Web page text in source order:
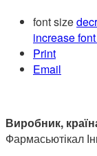
font size
increase
Print
Email
Виробник,
Фармасьютікал